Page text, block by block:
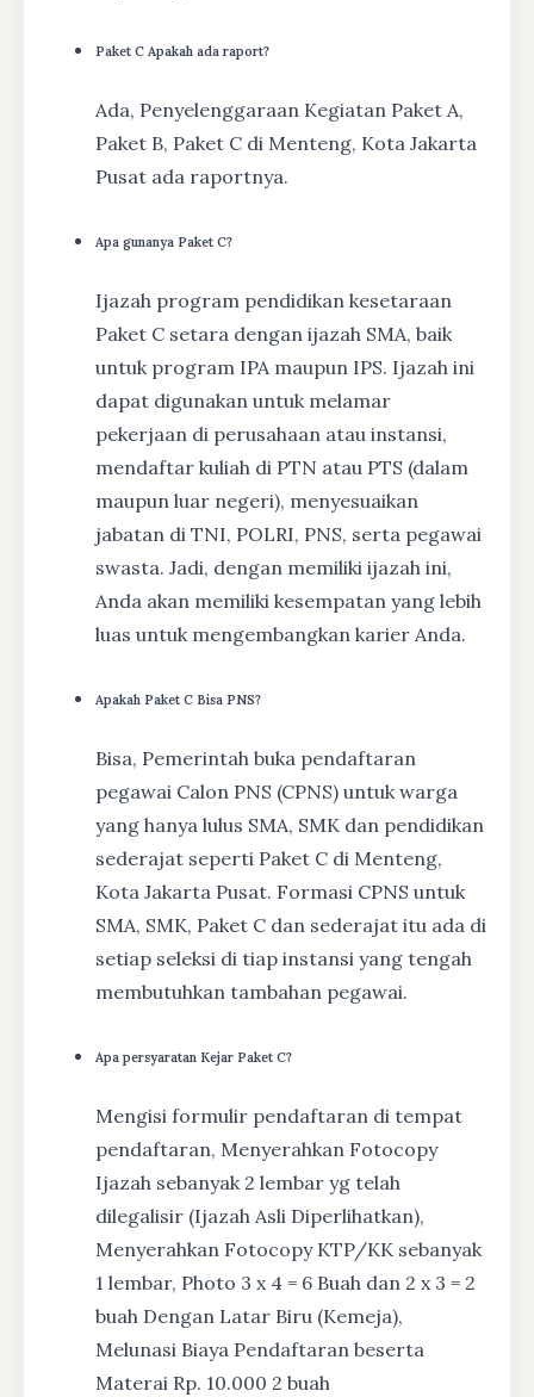
Paket C Apakah ada raport?
Ada, Penyelenggaraan Kegiatan Paket A,
Paket B, Paket C di Menteng, Kota Jakarta
Pusat ada raportnya.
Apa gunanya Paket C?
Ijazah program pendidikan kesetaraan
Paket C setara dengan ijazah SMA, baik
untuk program IPA maupun IPS. Ijazah ini
dapat digunakan untuk melamar
pekerjaan di perusahaan atau instansi,
mendaftar kuliah di PTN atau PTS (dalam
maupun luar negeri), menyesuaikan
jabatan di TNI, POLRI, PNS, serta pegawai
swasta. Jadi, dengan memiliki ijazah ini,
Anda akan memiliki kesempatan yang lebih
luas untuk mengembangkan karier Anda.
Apakah Paket C Bisa PNS?
Bisa, Pemerintah buka pendaftaran
pegawai Calon PNS (CPNS) untuk warga
yang hanya lulus SMA, SMK dan pendidikan
sederajat seperti Paket C di Menteng,
Kota Jakarta Pusat. Formasi CPNS untuk
SMA, SMK, Paket C dan sederajat itu ada di
setiap seleksi di tiap instansi yang tengah
membutuhkan tambahan pegawai.
Apa persyaratan Kejar Paket C?
Mengisi formulir pendaftaran di tempat
pendaftaran, Menyerahkan Fotocopy
Ijazah sebanyak 2 lembar yg telah
dilegalisir (Ijazah Asli Diperlihatkan),
Menyerahkan Fotocopy KTP/KK sebanyak
1 lembar, Photo 3 x 4 = 6 Buah dan 2 x 3 = 2
buah Dengan Latar Biru (Kemeja),
Melunasi Biaya Pendaftaran beserta
Materai Rp. 10.000 2 buah